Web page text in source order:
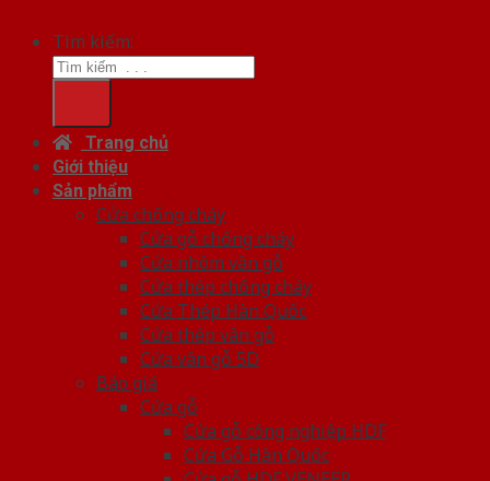
Tìm kiếm:
Trang chủ
Giới thiệu
Sản phẩm
Cửa chống cháy
Cửa gỗ chống cháy
Cửa nhôm vân gỗ
Cửa thép chống cháy
Cửa Thép Hàn Quốc
Cửa thép vân gỗ
Cửa vân gỗ 5D
Báo giá
Cửa gỗ
Cửa gỗ công nghiệp HDF
Cửa Gỗ Hàn Quốc